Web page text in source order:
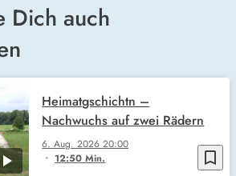
Dich auch
bookmark_border
6. Aug. 202620:00
12:50 Min.
Heimatgschichtn –
Nachwuchs auf zwei Rädern